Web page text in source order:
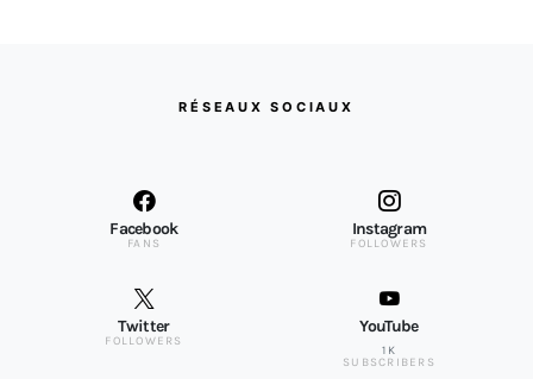
RÉSEAUX SOCIAUX
Facebook
FANS
Instagram
FOLLOWERS
Twitter
FOLLOWERS
YouTube
1K
SUBSCRIBERS